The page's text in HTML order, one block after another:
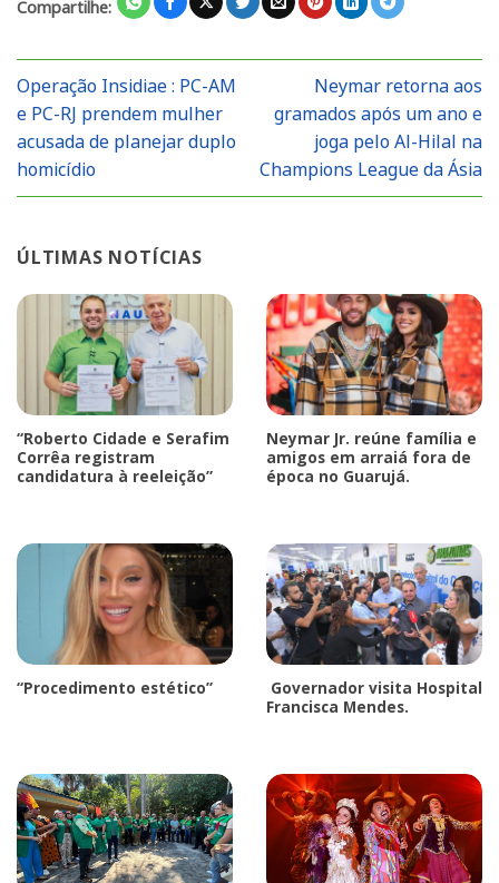
Compartilhe:
Operação Insidiae : PC-AM
e PC-RJ prendem mulher
acusada de planejar duplo
homicídio
Neymar retorna aos
gramados após um ano e
joga pelo Al-Hilal na
Champions League da Ásia
ÚLTIMAS NOTÍCIAS
“Roberto Cidade e Serafim
Corrêa registram
candidatura à reeleição”
Neymar Jr. reúne família e
amigos em arraiá fora de
época no Guarujá.
“Procedimento estético”
Governador visita Hospital
Francisca Mendes.